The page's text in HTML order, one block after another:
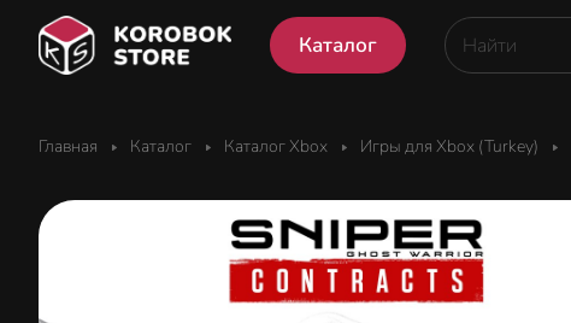
Каталог
Главная Каталог Каталог Xbox Игры для Xbox (Turkey)